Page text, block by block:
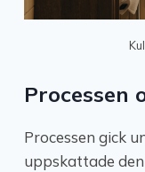
Processen
Processen gick
uppskattade